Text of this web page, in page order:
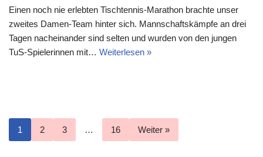
Einen noch nie erlebten Tischtennis-Marathon brachte unser
zweites Damen-Team hinter sich. Mannschaftskämpfe an drei
Tagen nacheinander sind selten und wurden von den jungen
TuS-Spielerinnen mit… Weiterlesen »
1 2 3 … 16 Weiter »